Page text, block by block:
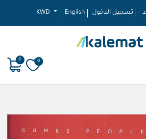
KWD English تسجيل الدخول
0
0